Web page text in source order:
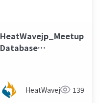
Database
モニタリングしてみ
た！
HeatWavejp 139